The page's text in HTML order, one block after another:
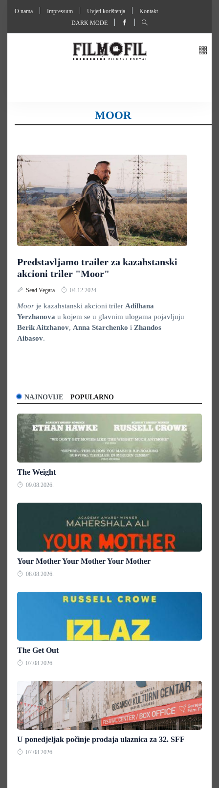
O nama Impressum Uvjeti korištenja
Kontakt
DARK MODE
MOOR
Predstavljamo trailer za kazahstanski
akcioni triler "Moor"
Sead Vegara 04.12.2024.
Moor je kazahstanski akcioni triler Adilhana
Yerzhanova u kojem se u glavnim ulogama pojavljuju
Berik Aitzhanov, Anna Starchenko i Zhandos
Aibasov.
NAJNOVIJE POPULARNO
The Weight
09.08.2026.
Your Mother Your Mother Your Mother
08.08.2026.
The Get Out
07.08.2026.
U ponedjeljak počinje prodaja ulaznica za 32. SFF
07.08.2026.